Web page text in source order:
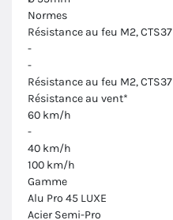
Normes
Résistance au feu M2, CTS37
-
-
Résistance au feu M2, CTS37
Résistance au vent*
60 km/h
-
40 km/h
100 km/h
Gamme
Alu Pro 45 LUXE
Acier Semi-Pro